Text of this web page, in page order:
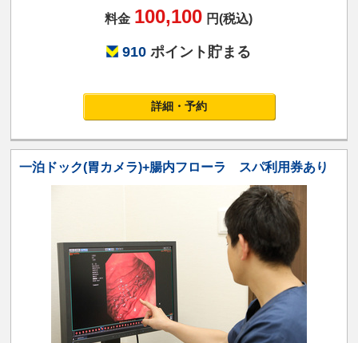
料金 100,100 円(税込)
910 ポイント貯まる
詳細・予約
一泊ドック(胃カメラ)+腸内フローラ スパ利用券あり